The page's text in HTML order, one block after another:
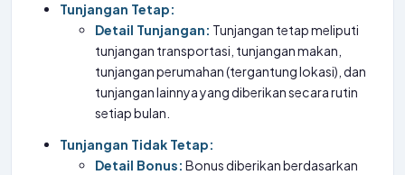
Tunjangan Tetap:
Detail Tunjangan: Tunjangan tetap meliputi
tunjangan transportasi, tunjangan makan,
tunjangan perumahan (tergantung lokasi), dan
tunjangan lainnya yang diberikan secara rutin
setiap bulan.
Tunjangan Tidak Tetap:
Detail Bonus: Bonus diberikan berdasarkan